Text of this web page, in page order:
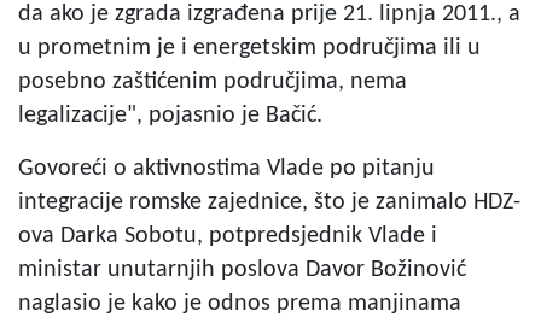
da ako je zgrada izgrađena prije 21. lipnja 2011., a
u prometnim je i energetskim područjima ili u
posebno zaštićenim područjima, nema
legalizacije", pojasnio je Bačić.
Govoreći o aktivnostima Vlade po pitanju
integracije romske zajednice, što je zanimalo HDZ-
ova Darka Sobotu, potpredsjednik Vlade i
ministar unutarnjih poslova Davor Božinović
naglasio je kako je odnos prema manjinama